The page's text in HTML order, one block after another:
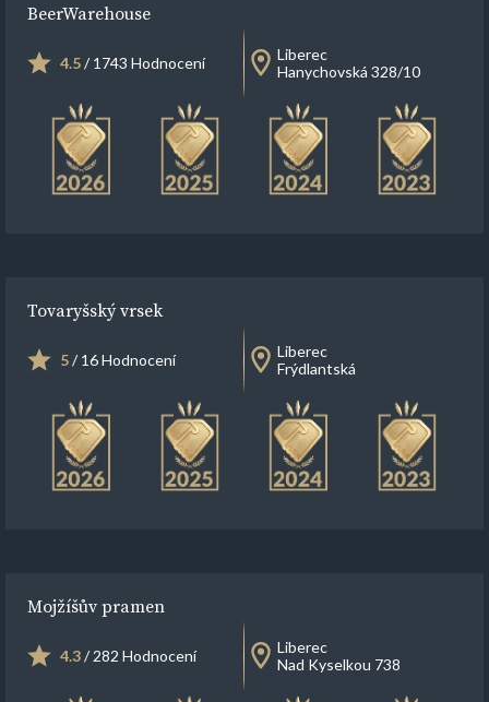
BeerWarehouse
4.5/ 1743 Hodnocení
Liberec
Hanychovská 328/10
Tovaryšský vrsek
5/ 16 Hodnocení
Liberec
Frýdlantská
Mojžíšův pramen
4.3/ 282 Hodnocení
Liberec
Nad Kyselkou 738